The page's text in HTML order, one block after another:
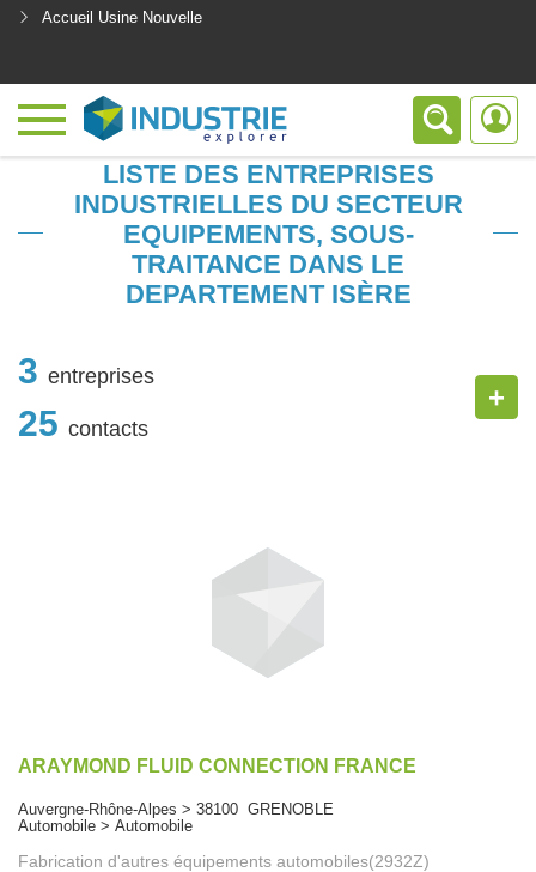
Accueil Usine Nouvelle
LISTE DES ENTREPRISES
INDUSTRIELLES DU SECTEUR
EQUIPEMENTS, SOUS-
TRAITANCE DANS LE
DEPARTEMENT ISÈRE
3 entreprises
25 contacts
+
ARAYMOND FLUID CONNECTION FRANCE
Auvergne-Rhône-Alpes > 38100 GRENOBLE
Automobile > Automobile
Fabrication d'autres équipements automobiles(2932Z)